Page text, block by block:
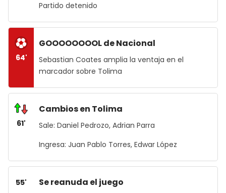
Partido detenido
64'
GOOOOOOOOL de Nacional
Sebastian Coates amplia la ventaja en el
marcador sobre Tolima
61'
Cambios en Tolima
Sale: Daniel Pedrozo, Adrian Parra
Ingresa: Juan Pablo Torres, Edwar López
55' Se reanuda el juego